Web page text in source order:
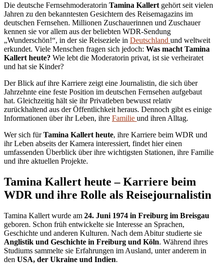
Die deutsche Fernsehmoderatorin Tamina Kallert gehört seit vielen
Jahren zu den bekanntesten Gesichtern des Reisemagazins im
deutschen Fernsehen. Millionen Zuschauerinnen und Zuschauer
kennen sie vor allem aus der beliebten WDR-Sendung
„Wunderschön!“, in der sie Reiseziele in Deutschland und weltweit
erkundet. Viele Menschen fragen sich jedoch: Was macht Tamina
Kallert heute? Wie lebt die Moderatorin privat, ist sie verheiratet
und hat sie Kinder?
Der Blick auf ihre Karriere zeigt eine Journalistin, die sich über
Jahrzehnte eine feste Position im deutschen Fernsehen aufgebaut
hat. Gleichzeitig hält sie ihr Privatleben bewusst relativ
zurückhaltend aus der Öffentlichkeit heraus. Dennoch gibt es einige
Informationen über ihr Leben, ihre Familie und ihren Alltag.
Wer sich fürTamina Kallert heute, ihre Karriere beim WDR und
ihr Leben abseits der Kamera interessiert, findet hier einen
umfassenden Überblick über ihre wichtigsten Stationen, ihre Familie
und ihre aktuellen Projekte.
Tamina Kallert heute – Karriere beim
WDR und ihre Rolle als Reisejournalistin
Tamina Kallert wurde am 24. Juni 1974 in Freiburg im Breisgau
geboren. Schon früh entwickelte sie Interesse an Sprachen,
Geschichte und anderen Kulturen. Nach dem Abitur studierte sie
Anglistik und Geschichte in Freiburg und Köln. Während ihres
Studiums sammelte sie Erfahrungen im Ausland, unter anderem in
den USA, der Ukraine und Indien.